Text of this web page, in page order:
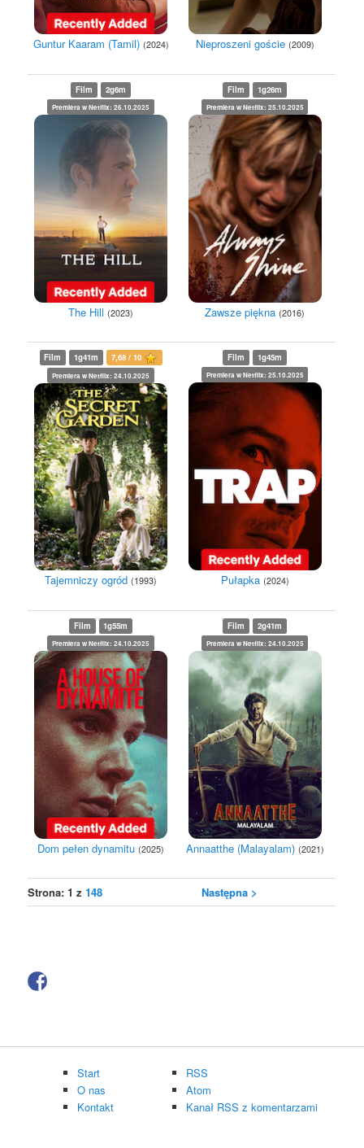
Guntur Kaaram (Tamil) (2024) Nieproszeni goście (2009)
Film 2g6m
Premiera w Netflix: 26.10.2025
The Hill (2023)
Film 1g26m
Premiera w Netflix: 25.10.2025
Zawsze piękna (2016)
Film 1g41m 7,68 / 10
Premiera w Netflix: 24.10.2025
Tajemniczy ogród (1993)
Film 1g45m
Premiera w Netflix: 25.10.2025
Pułapka (2024)
Film 1g55m
Premiera w Netflix: 24.10.2025
Dom pełen dynamitu (2025)
Film 2g41m
Premiera w Netflix: 24.10.2025
Annaatthe (Malayalam) (2021)
Strona: 1 z148 Następna >
Start
O nas
Kontakt
RSS
Atom
Kanał RSS z komentarzami